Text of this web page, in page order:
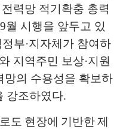
력망 적기확충 총력
9월 시행을 앞두고 있
부·지자체가 참여하
지역주민 보상·지원
망의 수용성을 확보하
강조하였다.
도 현장에 기반한 제